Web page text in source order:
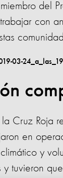
del
con
Cruz Roja
en
y
y tuvieron